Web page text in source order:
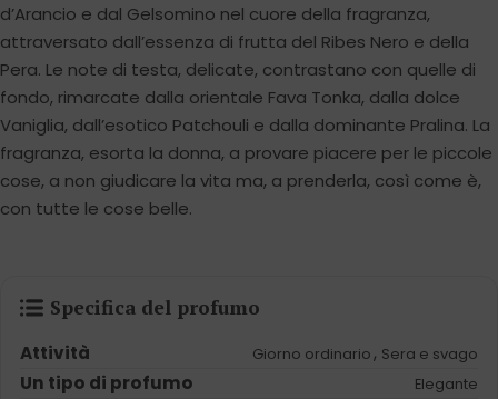
d’Arancio e dal Gelsomino nel cuore della fragranza,
attraversato dall’essenza di frutta del Ribes Nero e della
Pera. Le note di testa, delicate, contrastano con quelle di
fondo, rimarcate dalla orientale Fava Tonka, dalla dolce
Vaniglia, dall’esotico Patchouli e dalla dominante Pralina. La
fragranza, esorta la donna, a provare piacere per le piccole
cose, a non giudicare la vita ma, a prenderla, così come è,
con tutte le cose belle.
Specifica del profumo
Attività Giorno ordinario , Sera e svago
Un tipo di profumo Elegante